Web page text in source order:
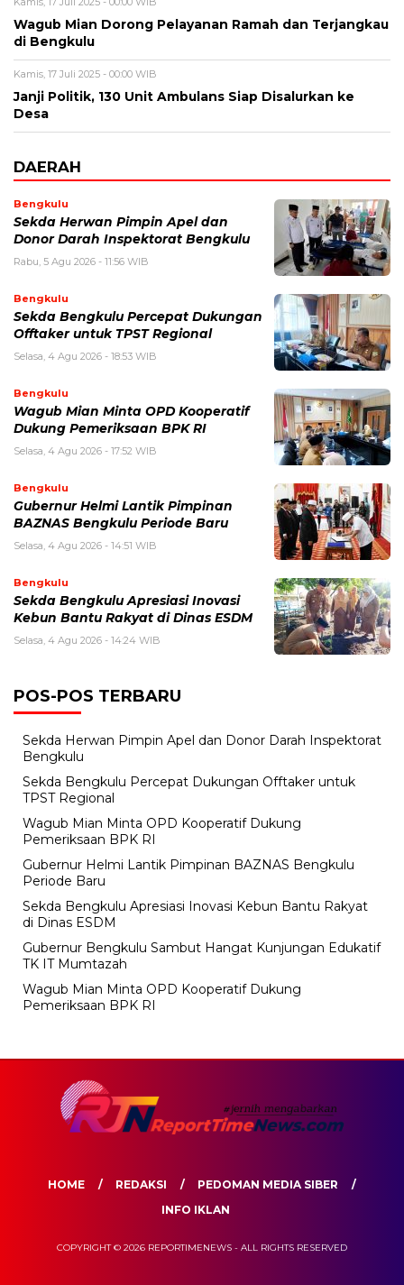
Wagub Mian Dorong Pelayanan Ramah dan Terjangkau
di Bengkulu
Kamis, 17 Juli 2025 - 00:00 WIB
Janji Politik, 130 Unit Ambulans Siap Disalurkan ke
Desa
DAERAH
Bengkulu
Sekda Herwan Pimpin Apel dan
Donor Darah Inspektorat Bengkulu
Rabu, 5 Agu 2026 - 11:56 WIB
Bengkulu
Sekda Bengkulu Percepat Dukungan
Offtaker untuk TPST Regional
Selasa, 4 Agu 2026 - 18:53 WIB
Bengkulu
Wagub Mian Minta OPD Kooperatif
Dukung Pemeriksaan BPK RI
Selasa, 4 Agu 2026 - 17:52 WIB
Bengkulu
Gubernur Helmi Lantik Pimpinan
BAZNAS Bengkulu Periode Baru
Selasa, 4 Agu 2026 - 14:51 WIB
Bengkulu
Sekda Bengkulu Apresiasi Inovasi
Kebun Bantu Rakyat di Dinas ESDM
Selasa, 4 Agu 2026 - 14:24 WIB
POS-POS TERBARU
Sekda Herwan Pimpin Apel dan Donor Darah Inspektorat
Bengkulu
Sekda Bengkulu Percepat Dukungan Offtaker untuk
TPST Regional
Wagub Mian Minta OPD Kooperatif Dukung
Pemeriksaan BPK RI
Gubernur Helmi Lantik Pimpinan BAZNAS Bengkulu
Periode Baru
Sekda Bengkulu Apresiasi Inovasi Kebun Bantu Rakyat
di Dinas ESDM
Gubernur Bengkulu Sambut Hangat Kunjungan Edukatif
TK IT Mumtazah
Wagub Mian Minta OPD Kooperatif Dukung
Pemeriksaan BPK RI
HOME REDAKSI
PEDOMAN MEDIA SIBER
INFO IKLAN
COPYRIGHT © 2026 REPORTIMENEWS - ALL RIGHTS RESERVED